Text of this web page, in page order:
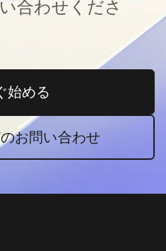
合わせくださ
始める
新しいタブで開く
お問い合わせ